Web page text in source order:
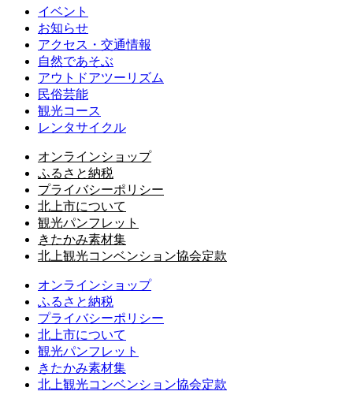
イベント
お知らせ
アクセス・交通情報
自然であそぶ
アウトドアツーリズム
民俗芸能
観光コース
レンタサイクル
オンラインショップ
ふるさと納税
プライバシーポリシー
北上市について
観光パンフレット
きたかみ素材集
北上観光コンベンション協会定款
オンラインショップ
ふるさと納税
プライバシーポリシー
北上市について
観光パンフレット
きたかみ素材集
北上観光コンベンション協会定款